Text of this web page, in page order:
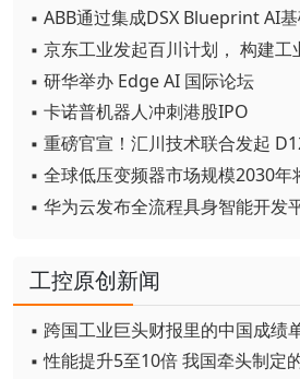
▪ 京东工业发起百川计划， 构建
▪ 研华举办 Edge AI 国际论坛
▪ 卡诺普机器人冲刺港股IPO
▪ 全球低压变频器市场规模2030年
▪ 华为云发布全流程具身智能开发
工控原创新闻
▪ 跨国工业巨头财报里的中国成绩